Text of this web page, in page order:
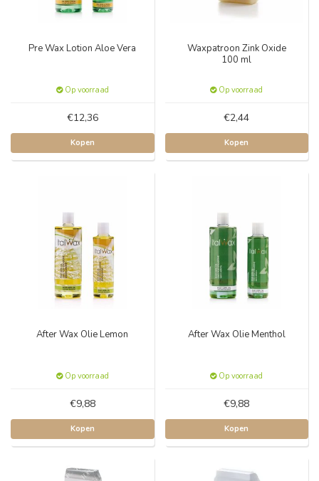
Pre Wax Lotion Aloe Vera
Op voorraad
€12,36
Kopen
Waxpatroon Zink Oxide
100 ml
Op voorraad
€2,44
Kopen
After Wax Olie Lemon
Op voorraad
€9,88
Kopen
After Wax Olie Menthol
Op voorraad
€9,88
Kopen